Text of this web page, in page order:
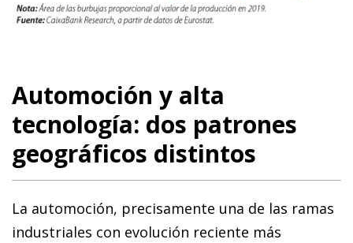
Automoción y alta
tecnología: dos patrones
geográficos distintos
La automoción, precisamente una de las ramas
industriales con evolución reciente más